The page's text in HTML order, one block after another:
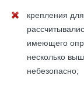
крепления
имеющего
несколько
небезопасно;